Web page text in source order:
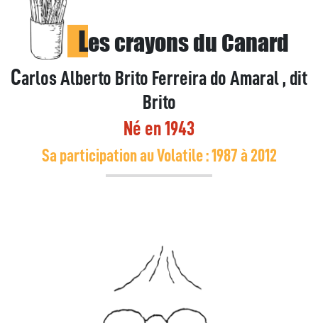
Les crayons du Canard
Carlos Alberto Brito Ferreira do Amaral , dit
Brito
Né en 1943
Sa participation au Volatile : 1987 à 2012